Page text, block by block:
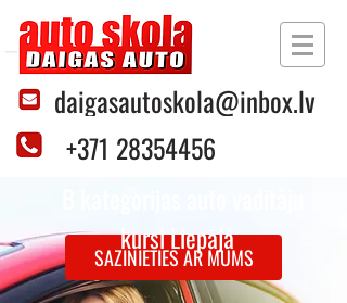
daigasautoskola@inbox.lv
+371 28354456
SAZINIETIES AR MUMS
kursi Liepājā